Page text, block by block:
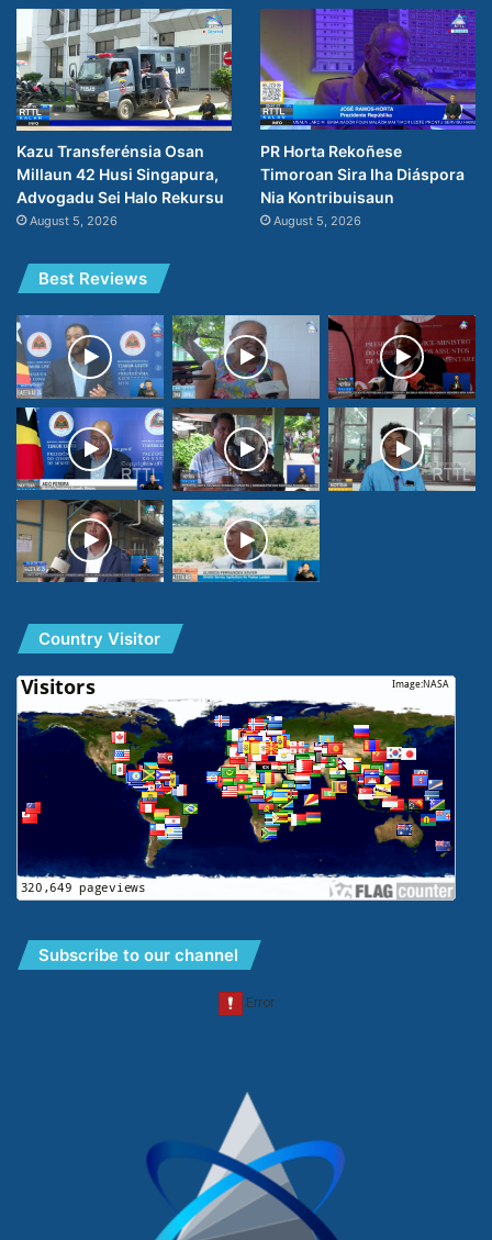
Kazu Transferénsia Osan
Millaun 42 Husi Singapura,
Advogadu Sei Halo Rekursu
August 5, 2026
PR Horta Rekoñese
Timoroan Sira Iha Diáspora
Nia Kontribuisaun
August 5, 2026
Best Reviews
Country Visitor
Subscribe to our channel